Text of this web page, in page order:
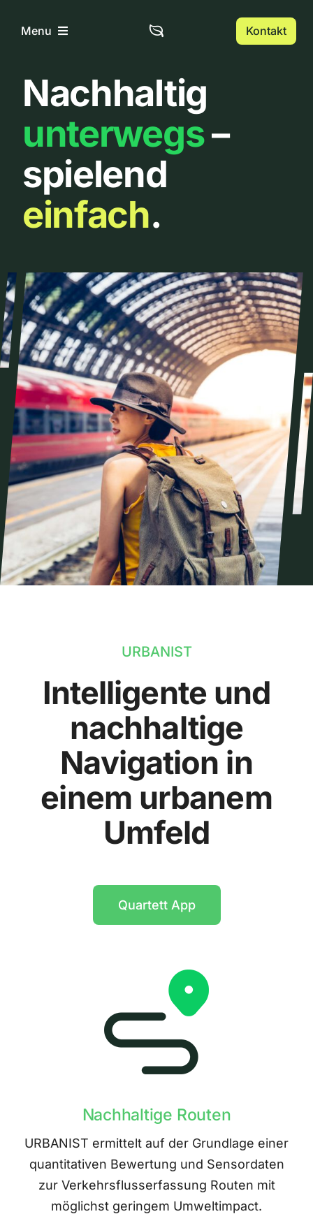
InhaltMenu
Home
Über uns
Urbanlist
Kontakt
Nachhaltig
unterwegs–
spielend
einfach.
URBANIST
Intelligente und
nachhaltige
Navigation in
einem urbanem
Umfeld
Quartett App
Nachhaltige Routen
URBANIST ermittelt auf der Grundlage einer
quantitativen Bewertung und Sensordaten
zur Verkehrsflusserfassung Routen mit
möglichst geringem Umweltimpact.